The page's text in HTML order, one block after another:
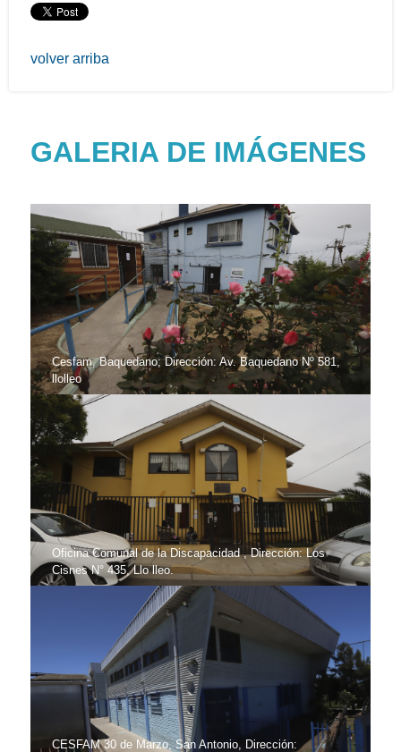
volver arriba
GALERIA DE IMÁGENES
Cesfam, Baquedano; Dirección: Av. Baquedano Nº 581,
llolleo
Oficina Comunal de la Discapacidad , Dirección: Los
Cisnes N° 435, Llo lleo.
CESFAM 30 de Marzo, San Antonio, Dirección: